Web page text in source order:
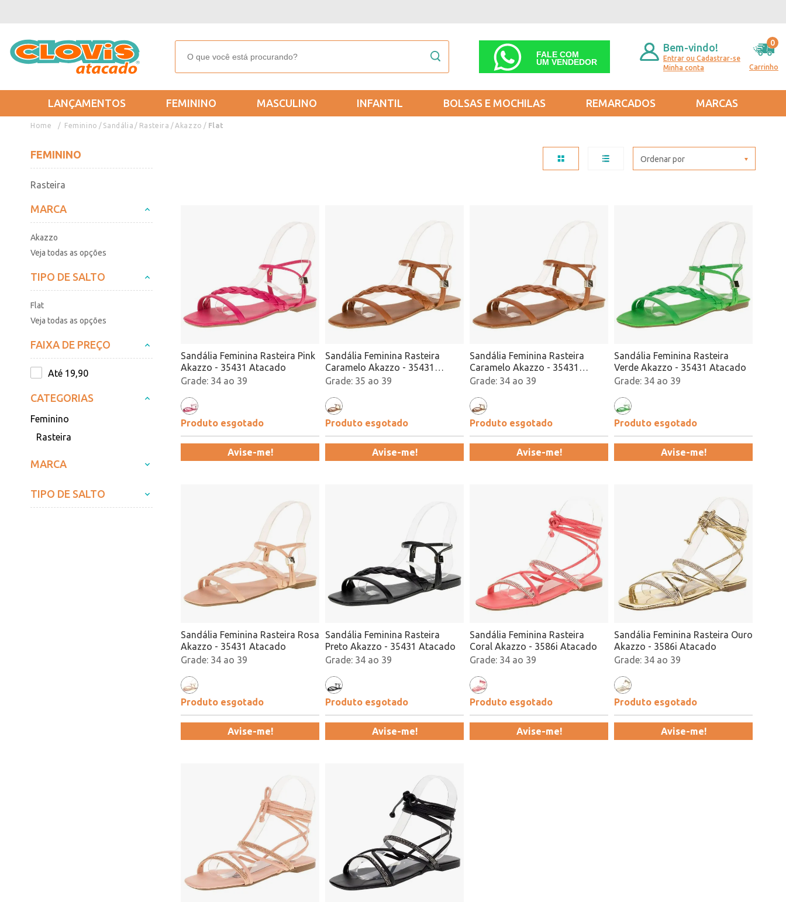
FALE COM
UM VENDEDOR
Bem-vindo!
Entrar ou Cadastrar-se
Minha conta
Carrinho
0
LANÇAMENTOS FEMININO MASCULINO INFANTIL BOLSAS E MOCHILAS REMARCADOS MARCAS
Feminino Sandália Rasteira Akazzo Flat
FEMININO
Rasteira
MARCA
Akazzo
Veja todas as opções
TIPO DE SALTO
Flat
Veja todas as opções
FAIXA DE PREÇO
Até 19,90
CATEGORIAS
Feminino
Rasteira
MARCA
TIPO DE SALTO
Ordenar por
Sandália Feminina Rasteira Pink
Akazzo - 35431 Atacado
34 ao 39
Produto esgotado
Avise-me!
Sandália Feminina Rasteira
Caramelo Akazzo - 35431
Atacado35 ao 39
Produto esgotado
Avise-me!
Sandália Feminina Rasteira
Caramelo Akazzo - 35431
Atacado34 ao 39
Produto esgotado
Avise-me!
Sandália Feminina Rasteira
Verde Akazzo - 35431 Atacado
34 ao 39
Produto esgotado
Avise-me!
Sandália Feminina Rasteira Rosa
Akazzo - 35431 Atacado
34 ao 39
Produto esgotado
Avise-me!
Sandália Feminina Rasteira
Preto Akazzo - 35431 Atacado
34 ao 39
Produto esgotado
Avise-me!
Sandália Feminina Rasteira
Coral Akazzo - 3586i Atacado
34 ao 39
Produto esgotado
Avise-me!
Sandália Feminina Rasteira Ouro
Akazzo - 3586i Atacado
34 ao 39
Produto esgotado
Avise-me!